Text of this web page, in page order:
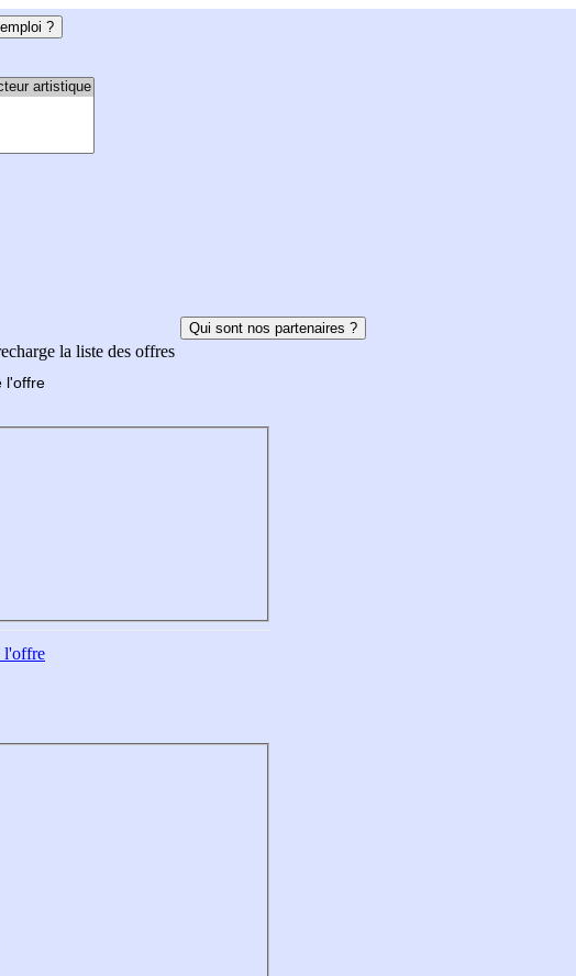
?
la liste des offres
Qui sont nos partenaires ?
l'offre
l'offre